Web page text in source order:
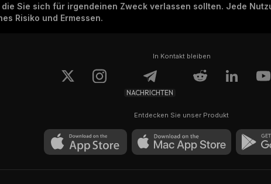
die Sie sich für irgendeinen Zweck verlassen sollten. Jede
Risiko und Ermessen.
In Kontakt bleiben
NACHRICHTEN
Entdecken Sie unser Produkt